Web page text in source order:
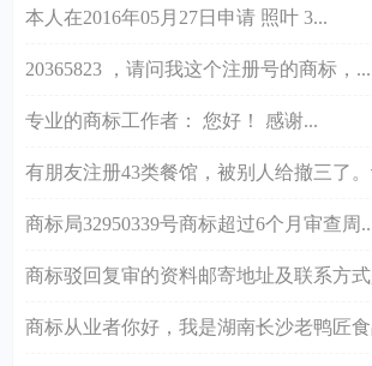
本人在2016年05月27日申请 照叶 3...
20365823 ，请问我这个注册号的商标，...
专业的商标工作者： 您好！ 感谢...
有朋友注册43类餐馆，被别人给撤三了
商标局32950339号商标超过6个月审查周
商标驳回复审的资料邮寄地址及联系方
商标从业者你好，我是湖南长沙老鸭匠